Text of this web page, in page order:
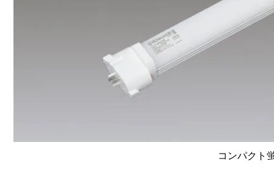
コンパクト